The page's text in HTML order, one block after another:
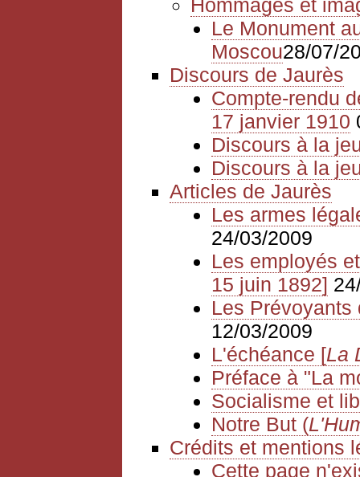
Le Monument
Moscou28/07/
Discours de Jaurès
Compte-rendu
17 janvier 1910
Discours à la
Discours à la
Articles de Jaurès
Les armes
24/03/2009
Les employés
15 juin 1892]
Les Prévoyants
12/03/2009
L'échéance [La
Préface à "La
Socialisme et
Notre But (
Crédits et mentions
Cette page